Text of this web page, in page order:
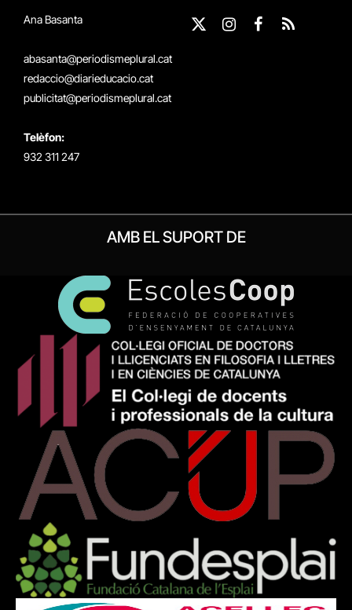
Ana Basanta
abasanta@periodismeplural.cat
redaccio@diarieducacio.cat
publicitat@periodismeplural.cat
Telèfon:
932 311 247
X
Instagram
Facebook
RSS
AMB EL SUPORT DE